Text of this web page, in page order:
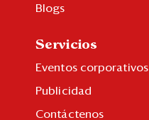
Blogs
Servicios
Eventos corporativos
Publicidad
Contáctenos